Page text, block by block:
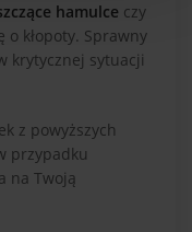
hamulce czy
kłopoty. Sprawny
krytycznej sytuacji
z powyższych
przypadku
na Twoją